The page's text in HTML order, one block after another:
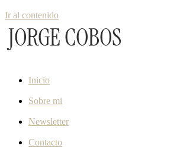
Ir al contenido
Inicio
Sobre mi
Newsletter
Contacto